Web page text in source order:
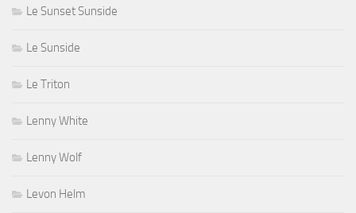
Le Sunset Sunside
Le Sunside
Le Triton
Lenny White
Lenny Wolf
Levon Helm